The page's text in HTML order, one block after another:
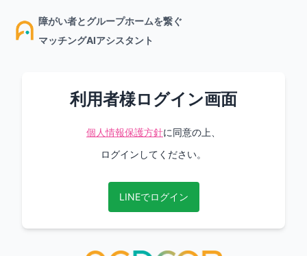
障がい者とグループホームを繋ぐ
マッチングAIアシスタント
利用者様ログイン画面
個人情報保護方針に同意の上、
ログインしてください。
LINEでログイン